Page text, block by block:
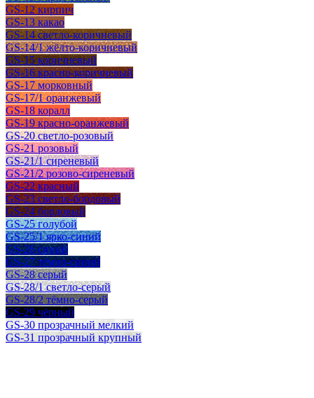
GS-12 кирпич
GS-13 какао
GS-14 светло-коричневый
GS-14/1 жёлто-коричневый
GS-15 коричневый
GS-16 красно-коричневый
GS-17 морковный
GS-17/1 оранжевый
GS-18 коралл
GS-19 красно-оранжевый
GS-20 светло-розовый
GS-21 розовый
GS-21/1 сиреневый
GS-21/2 розово-сиреневый
GS-22 красный
GS-23 светло-бордовый
GS-24 бордовый
GS-25 голубой
GS-25/1 ярко-синий
GS-26 синий
GS-27 тёмно-синий
GS-28 серый
GS-28/1 светло-серый
GS-28/2 тёмно-серый
GS-29 чёрный
GS-30 прозрачный мелкий
GS-31 прозрачный крупный